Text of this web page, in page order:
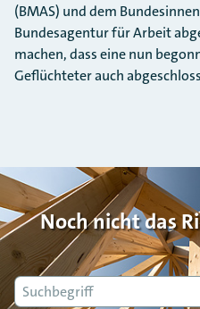
(BMAS) und dem
Bundesagentur für Arbeit
machen, dass eine nun
Geflüchteter auch
Noch nicht das
Suche